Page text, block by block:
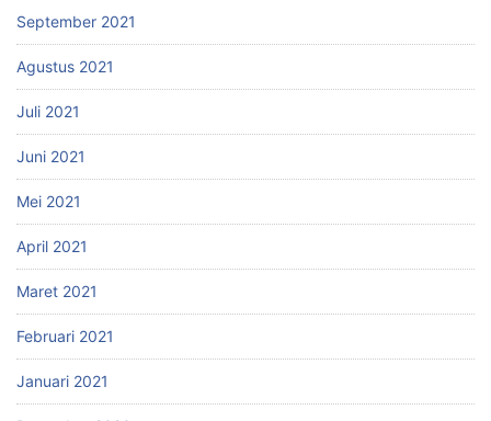
September 2021
Agustus 2021
Juli 2021
Juni 2021
Mei 2021
April 2021
Maret 2021
Februari 2021
Januari 2021